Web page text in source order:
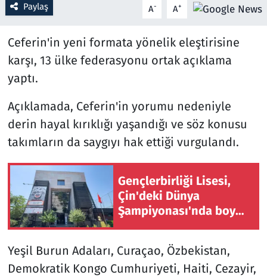
Paylaş A- A+
Ceferin'in yeni formata yönelik eleştirisine
karşı, 13 ülke federasyonu ortak açıklama
yaptı.
Açıklamada, Ceferin'in yorumu nedeniyle
derin hayal kırıklığı yaşandığı ve söz konusu
takımların da saygıyı hak ettiği vurgulandı.
Gençlerbirliği Lisesi,
Çin'deki Dünya
Şampiyonası'nda boy
Yeşil Burun Adaları, Curaçao, Özbekistan,
Demokratik Kongo Cumhuriyeti, Haiti, Cezayir,
Seçim 2023
Spor
Teknoloji ve Bilim
Televizyon